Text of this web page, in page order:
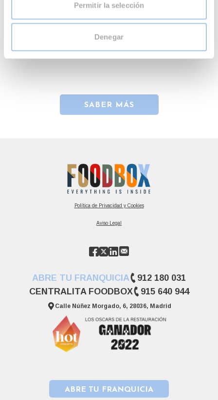
Permitir la selección
Denegar
SABER MÁS
ABRE TU FRANQUICIA
912 180 031
CENTRALITA FOODBOX
915 640 944
Calle Núñez Morgado, 6, 28036, Madrid
Política de Privacidad y Cookies
Aviso Legal
ABRE TU FRANQUICIA